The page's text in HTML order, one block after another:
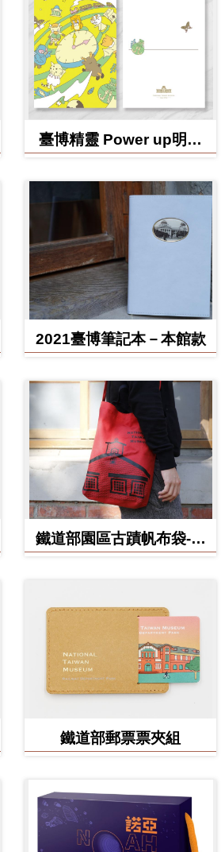
臺博精靈 Power up明信
2021臺博筆記本－本館款
鐵道部園區古蹟帆布袋-電
鐵道部郵票票夾組